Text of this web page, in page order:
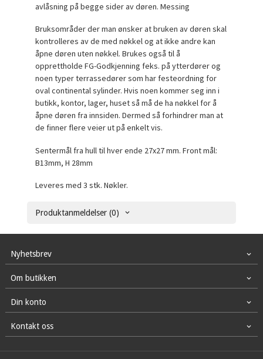
avlåsning på begge sider av døren. Messing
Bruksområder der man ønsker at bruken av døren skal
kontrolleres av de med nøkkel og at ikke andre kan
åpne døren uten nøkkel. Brukes også til å
opprettholde FG-Godkjenning feks. på ytterdører og
noen typer terrassedører som har festeordning for
oval continental sylinder. Hvis noen kommer seg inn i
butikk, kontor, lager, huset så må de ha nøkkel for å
åpne døren fra innsiden. Dermed så forhindrer man at
de finner flere veier ut på enkelt vis.
Sentermål fra hull til hver ende 27x27 mm. Front mål:
B13mm, H 28mm
Leveres med 3 stk. Nøkler.
Produktanmeldelser (0)
Nyhetsbrev
Om butikken
Din konto
Kontakt oss